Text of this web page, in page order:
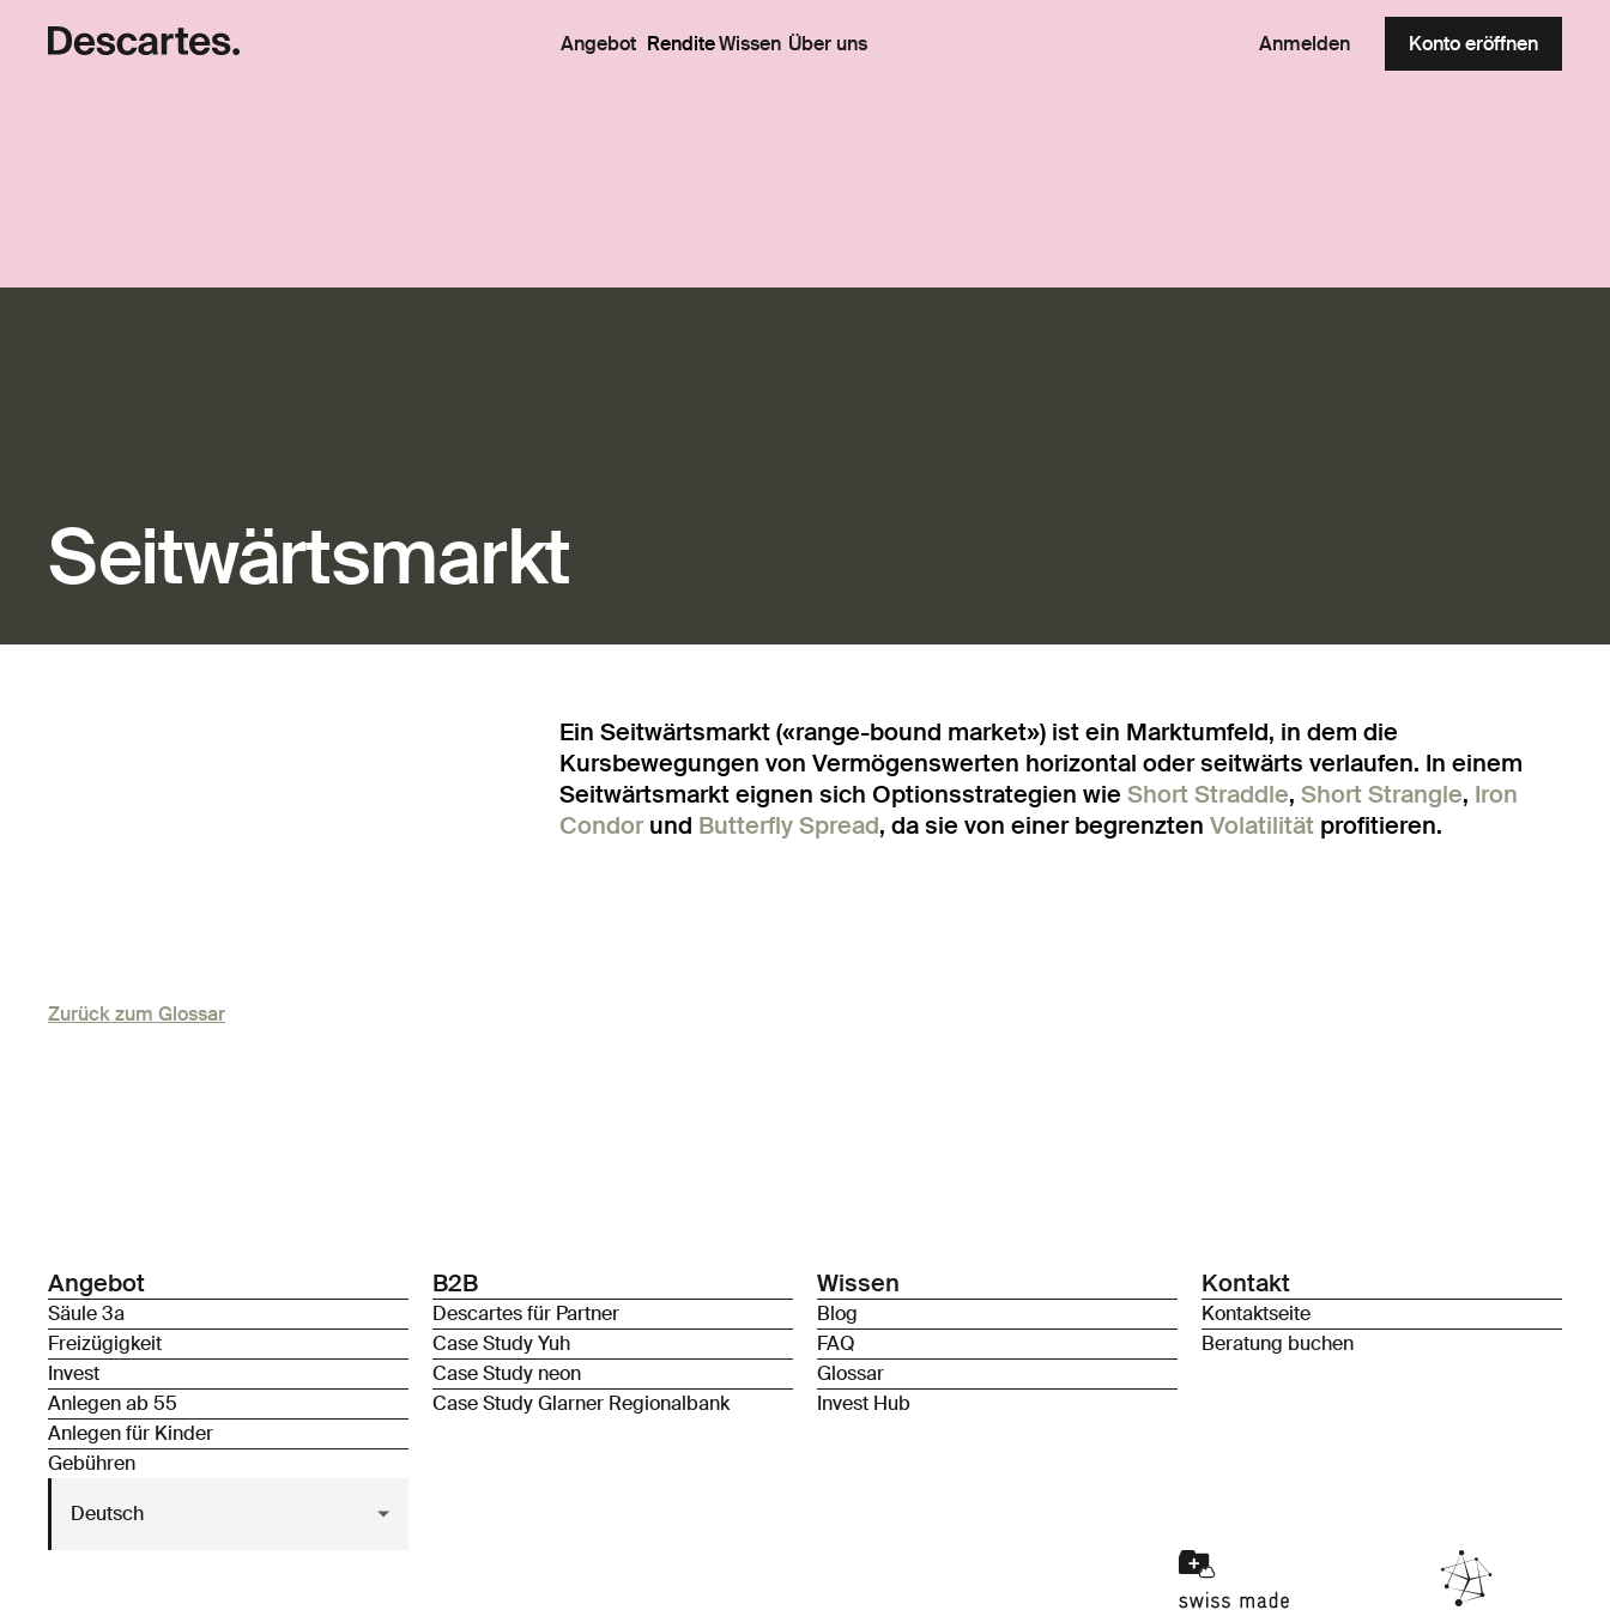
Angebot RenditeWissen Über uns Anmelden Konto eröffnen
Seitwärtsmarkt
Ein Seitwärtsmarkt («range-bound market») ist ein Marktumfeld, in dem die
Kursbewegungen von Vermögenswerten horizontal oder seitwärts verlaufen. In einem
Seitwärtsmarkt eignen sich Optionsstrategien wieShort Straddle,Short Strangle, Iron
Condorund Butterfly Spread, da sie von einer begrenztenVolatilität profitieren.
Zurück zum Glossar
Angebot
Säule 3a
Freizügigkeit
Invest
Anlegen ab 55
Anlegen für Kinder
Gebühren
B2B
Descartes für Partner
Case Study Yuh
Case Study neon
Case Study Glarner Regionalbank
Wissen
Blog
FAQ
Glossar
Invest Hub
Kontakt
Kontaktseite
Beratung buchen
Deutsch